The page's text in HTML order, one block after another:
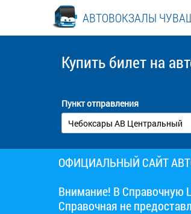
АВТОВОКЗАЛЫ
Купить билет на
Пункт отправления
ОФИЦИАЛЬНЫЙ САЙТ
Внимание! В Справочную
Справочная не